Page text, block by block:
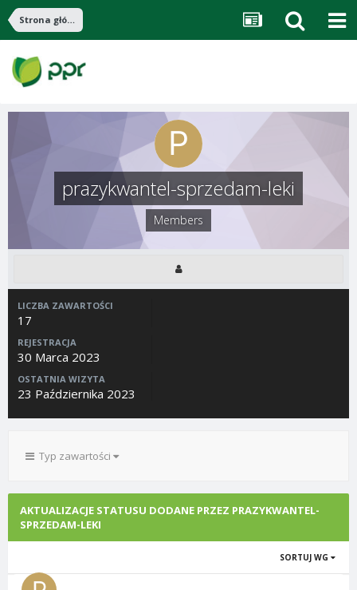
Strona główna
prazykwantel-sprzedam-leki
Members
LICZBA ZAWARTOŚCI
17
REJESTRACJA
30 Marca 2023
OSTATNIA WIZYTA
23 Października 2023
Typ zawartości
AKTUALIZACJE STATUSU DODANE PRZEZ PRAZYKWANTEL-
SPRZEDAM-LEKI
SORTUJ WG